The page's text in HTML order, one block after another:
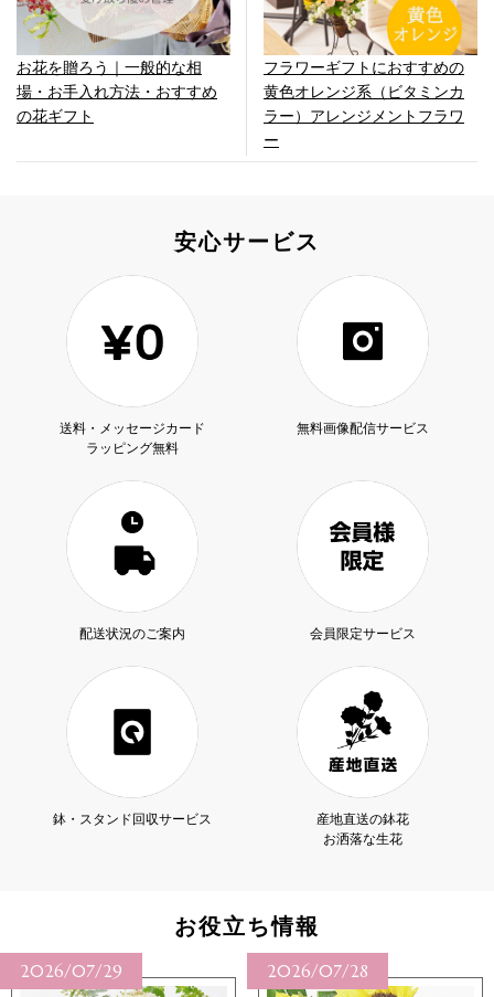
お花を贈ろう｜一般的な相
場・お手入れ方法・おすすめ
の花ギフト
フラワーギフトにおすすめの
黄色オレンジ系（ビタミンカ
ラー）アレンジメントフラワ
ー
安心サービス
送料・メッセージカード
ラッピング無料
無料画像配信サービス
配送状況のご案内 会員限定サービス
鉢・スタンド回収サービス
産地直送の鉢花
お洒落な生花
お役立ち情報
29 2026/07/28